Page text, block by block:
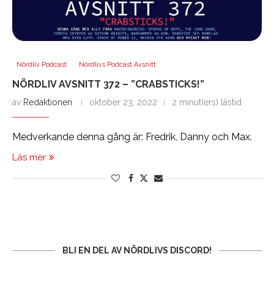
Nördliv Podcast Nördlivs Podcast Avsnitt
NÖRDLIV AVSNITT 372 – ”CRABSTICKS!”
av Redaktionen oktober 23, 2022 2 minut(ers) lästid
Medverkande denna gång är: Fredrik, Danny och Max.
Läs mer
BLI EN DEL AV NÖRDLIVS DISCORD!